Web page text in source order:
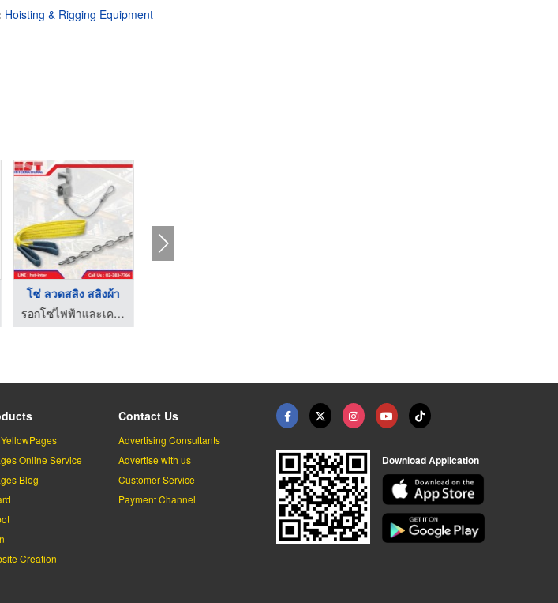
Hoisting & Rigging Equipment
โซ่ ลวดสลิง สลิงผ้า
รอกโซ่ไฟฟ้าและเครนโรงงาน - เอชเอสที อินเตอร์เนชั่นแนล
Online Service
Blog
Creation
Contact Us
Advertising Consultants
Advertise with us
Customer Service
Payment Channel
Download Application